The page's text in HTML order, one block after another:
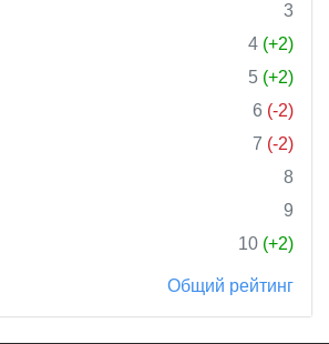
3
4 (+2)
5 (+2)
6 (-2)
7 (-2)
8
9
10 (+2)
Общий рейтинг